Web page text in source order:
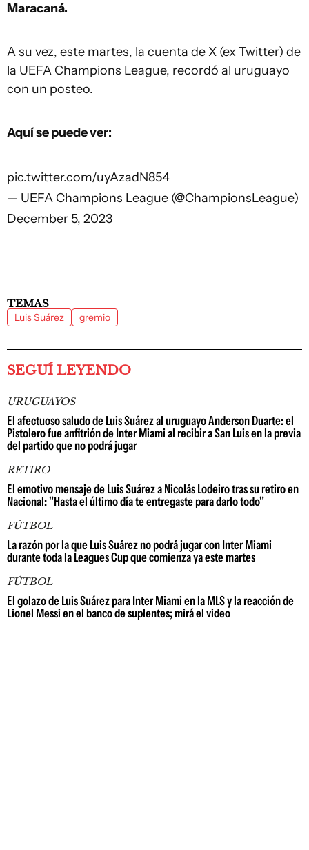
Maracaná.
A su vez, este martes, la cuenta de X (ex Twitter) de
la UEFA Champions League, recordó al uruguayo
con un posteo.
Aquí se puede ver:
pic.twitter.com/uyAzadN854
— UEFA Champions League (@ChampionsLeague)
December 5, 2023
TEMAS
Luis Suárez gremio
SEGUÍ LEYENDO
URUGUAYOS
El afectuoso saludo de Luis Suárez al uruguayo Anderson Duarte: el
Pistolero fue anfitrión de Inter Miami al recibir a San Luis en la previa
del partido que no podrá jugar
RETIRO
El emotivo mensaje de Luis Suárez a Nicolás Lodeiro tras su retiro en
Nacional: "Hasta el último día te entregaste para darlo todo"
FÚTBOL
La razón por la que Luis Suárez no podrá jugar con Inter Miami
durante toda la Leagues Cup que comienza ya este martes
FÚTBOL
El golazo de Luis Suárez para Inter Miami en la MLS y la reacción de
Lionel Messi en el banco de suplentes; mirá el video